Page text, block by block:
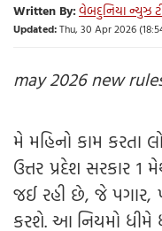
Written By:વેબદુનિયા ન્યુઝ
Updated:Thu, 30 Apr 2026
may 2026 new
મે મહિનો કામ કરતા
ઉત્તર પ્રદેશ સરકાર 1
જઈ રહી છે, જે
કરશે. આ નિયમો